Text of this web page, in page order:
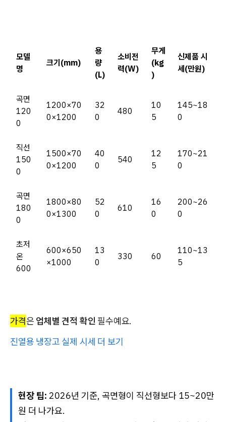
모델
명
크기(mm)
용
량
(L)
소비전
력(W)
무게
(kg
)
신제품 시
세(만원)
곡면
120
0
1200×70
0×1200
32
0
480
10
5
145~18
0
직선
150
0
1500×70
0×1200
40
0
540
12
5
170~21
0
곡면
180
0
1800×80
0×1300
52
0
610
16
0
200~26
0
초저
온
600
600×650
×1000
13
0
330 60
110~13
5
가격은 업체별 견적 확인 필수예요.
진열용 냉장고 실제 시세 더 보기
현장 팁: 2026년 기준, 곡면형이 직선형보다 15~20만
원 더 나가요.